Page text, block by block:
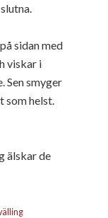
sidan med
viskar i
Sen smyger
som helst.
älskar de